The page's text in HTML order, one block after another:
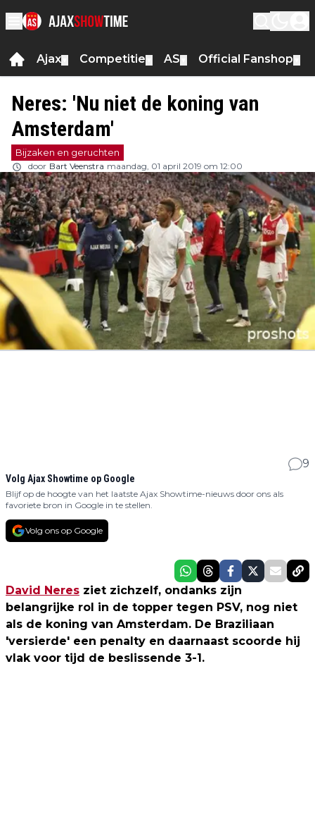
Ajax Competitie AS Official Fanshop
Neres: 'Nu niet de koning van
Amsterdam'
Bijzaken en geruchten
door Bart Veenstra maandag, 01 april 2019 om 12:00
9
Volg Ajax Showtime op Google
Blijf op de hoogte van het laatste Ajax Showtime-nieuws door ons als
favoriete bron in Google in te stellen.
Volg ons op Google
David Neres ziet zichzelf, ondanks zijn
belangrijke rol in de topper tegen PSV, nog niet
als de koning van Amsterdam. De Braziliaan
'versierde' een penalty en daarnaast scoorde hij
vlak voor tijd de beslissende 3-1.